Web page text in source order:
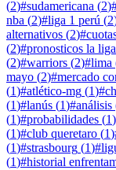
(2)#sudamericana (2)
nba (2)#liga 1 perú (2
alternativos (2)#
(2)#pronosticos la liga
(2)#warriors (2)#lima
mayo (2)#mercado
(1)#atlético-mg (1)#
(1)#lanús (1)#análisis
(1)#probabilidades (1)
(1)#club queretaro (1)
(1)#strasbourg (1)#
(1)#historial